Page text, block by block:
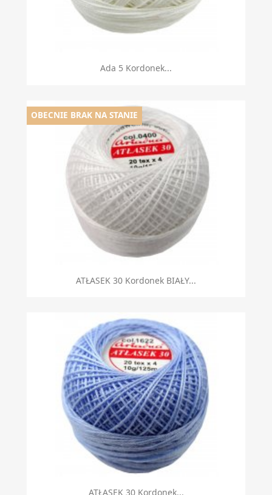
Ada 5 Kordonek...
ATŁASEK 30 Kordonek BIAŁY...
OBECNIE BRAK NA STANIE
ATŁASEK 30 Kordonek...